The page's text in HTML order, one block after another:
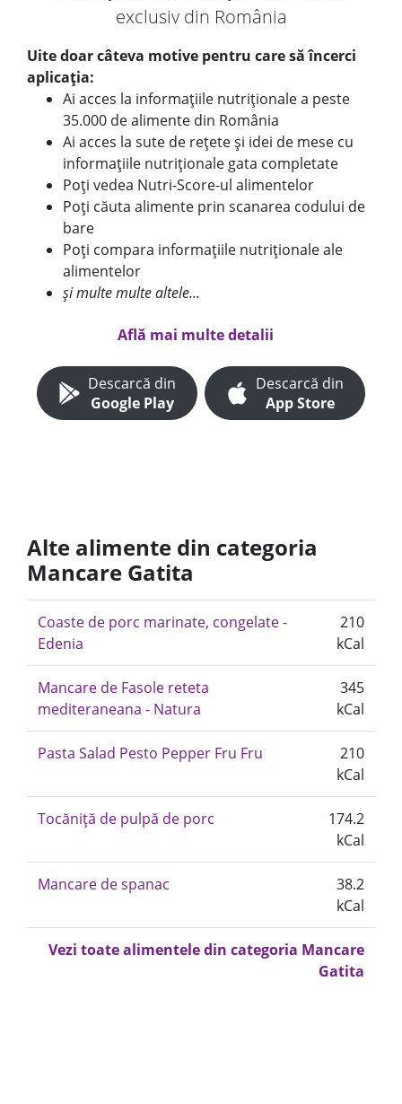
exclusiv din România
Uite doar câteva motive pentru care să încerci
aplicația:
Ai acces la informațiile nutriționale a peste
35.000 de alimente din România
Ai acces la sute de rețete și idei de mese cu
informațiile nutriționale gata completate
Poți vedea Nutri-Score-ul alimentelor
Poți căuta alimente prin scanarea codului de
bare
Poți compara informațiile nutriționale ale
alimentelor
și multe multe altele...
Află mai multe detalii
Descarcă din
Google Play
Descarcă din
App Store
Alte alimente din categoria
Mancare Gatita
Coaste de porc marinate, congelate -
Edenia
210
kCal
Mancare de Fasole reteta
mediteraneana - Natura
345
kCal
Pasta Salad Pesto Pepper Fru Fru
210
kCal
Tocăniță de pulpă de porc
174.2
kCal
Mancare de spanac
38.2
kCal
Vezi toate alimentele din categoria Mancare
Gatita